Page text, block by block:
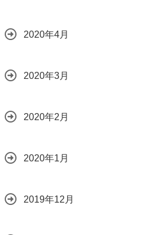
2020年4月
2020年3月
2020年2月
2020年1月
2019年12月